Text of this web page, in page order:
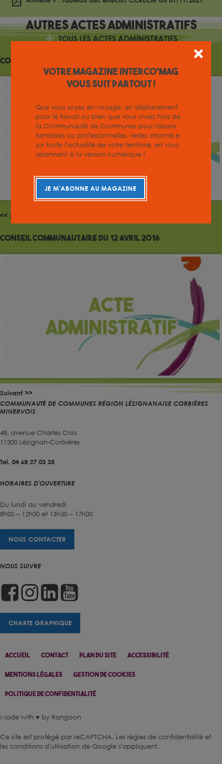
AutresActes administratifs
TOUS LES ACTES ADMINISTRATIFS
Conseil Communautaire du 11 juillet 2018
<< Précédent
Conseil Communautaire du 12 avril 2016
Suivant >>
Accueil Contact Plan Du Site Accessibilité
Mentions Légales Gestion De Cookies
Politique De Confidentialité
COMMUNAUTÉ DE COMMUNES RÉGION LÉZIGNANAISE CORBIÈRES
MINERVOIS
48, avenue Charles Cros
11200 Lézignan-Corbières
Tel. 04 68 27 03 35
HORAIRES D'OUVERTURE
Du lundi au vendredi
8h00 – 12h00 et 13h30 – 17h00
NOUS CONTACTER
NOUS SUIVRE
CHARTE GRAPHIQUE
Made with ♥ by Rangoon
Ce site est protégé par reCAPTCHA. Les règles de confidentialité et
les conditions d'utilisation de Google s'appliquent.
Votre magazine INTERCO'MAG
vous suit partout !
Que vous soyez en voyage, en déplacement
pour le travail ou bien que vous viviez hors de
la Communauté de Communes pour raisons
familiales ou professionnelles, restez informé.e
sur toute l'actualité de votre territoire, en vous
abonnant à la version numérique !
JE M'ABONNE AU MAGAZINE